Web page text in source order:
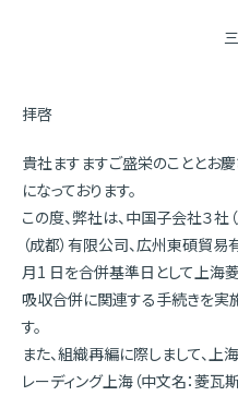
拝啓
貴社ますますご盛栄のこととお
になっております。
この度、弊社は、中国子会社３
（成都）有限公司、広州東碩貿
月1 日を合併基準日として上海
吸収合併に関連する手続きを実
す。
また、組織再編に際しまして、
レーディング上海（中文名：菱瓦